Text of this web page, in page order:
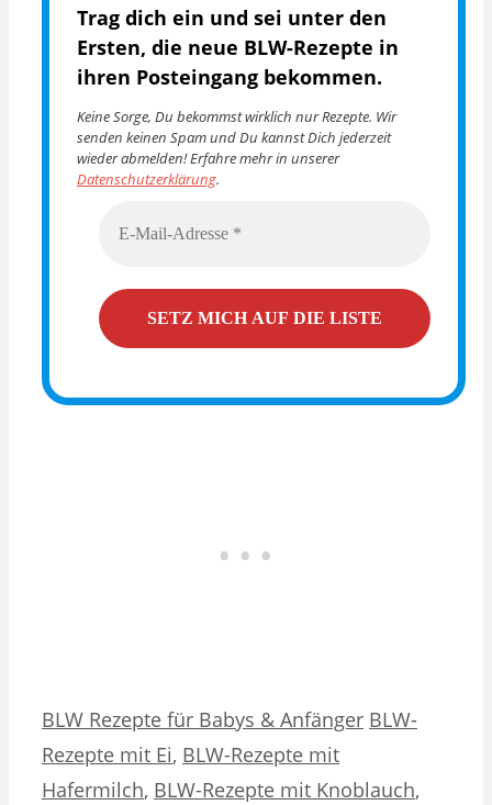
Trag dich ein und sei unter den
Ersten, die neue BLW-Rezepte in
ihren Posteingang bekommen.
Keine Sorge, Du bekommst wirklich nur Rezepte. Wir
senden keinen Spam und Du kannst Dich jederzeit
wieder abmelden! Erfahre mehr in unserer
Datenschutzerklärung.
Kategorien
BLW Rezepte für Babys & Anfänger Schlagwörter
BLW-
Rezepte mit Ei, BLW-Rezepte mit
Hafermilch, BLW-Rezepte mit Knoblauch,